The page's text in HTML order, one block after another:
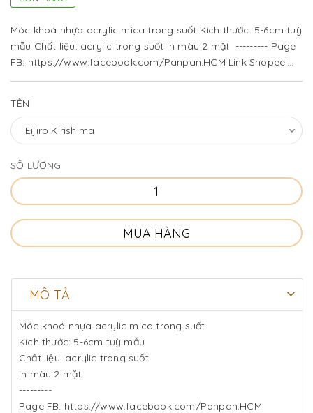
Móc khoá nhựa acrylic mica trong suốt Kích thước: 5-6cm tuỳ
mẫu Chất liệu: acrylic trong suốt In màu 2 mặt --------- Page
FB: https://www.facebook.com/Panpan.HCM Link Shopee:
https://shopee.vn/panpan_fashion_lifestyle
TÊN
SỐ LƯỢNG
MUA HÀNG
MÔ TẢ
Móc khoá nhựa acrylic mica trong suốt
Kích thước: 5-6cm tuỳ mẫu
Chất liệu: acrylic trong suốt
In màu 2 mặt
---------
Page FB: https://www.facebook.com/Panpan.HCM